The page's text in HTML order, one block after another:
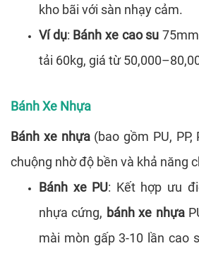
kho bãi với sàn nhạy cảm.
Ví dụ: Bánh xe cao su
tải 60kg, giá từ
Bánh Xe Nhựa
Bánh xe nhựa(bao gồm PU, PP,
chuộng nhờ độ bền và khả năng
Bánh xe PU: Kết hợp ưu
nhựa cứng, bánh xe nhựa
mài mòn gấp 3-10 lần cao